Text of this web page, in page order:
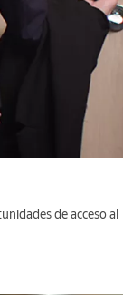
de acceso al